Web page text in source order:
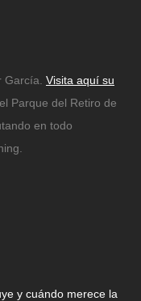
García. Visita aquí su
Parque del Retiro de
en todo
y cuándo merece la